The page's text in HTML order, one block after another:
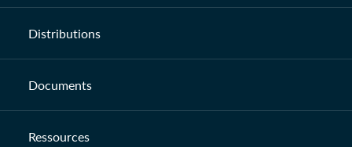
Distributions
Documents
Ressources